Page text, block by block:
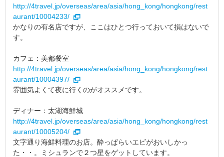
http://4travel.jp/overseas/area/asia/hong_kong/hongkong/rest
aurant/10004233/
かなりの有名店ですが、ここはひとつ行っておいて損はないで
す。
カフェ：美都餐室
http://4travel.jp/overseas/area/asia/hong_kong/hongkong/rest
aurant/10004397/
雰囲気よくて夜に行くのがオススメです。
ディナー：太湖海鮮城
http://4travel.jp/overseas/area/asia/hong_kong/hongkong/rest
aurant/10005204/
文字通り海鮮料理のお店。酔っぱらいエビがおいしかっ
た・・。ミシュランで２つ星をゲットしています。